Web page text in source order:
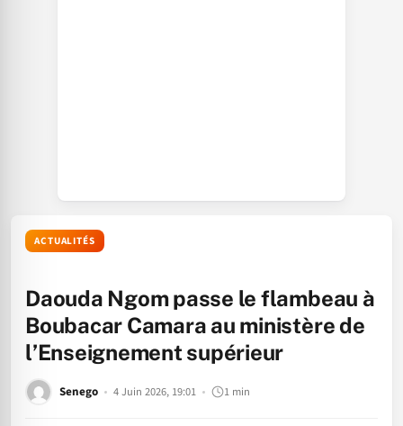
ACTUALITÉS
Daouda Ngom passe le flambeau à
Boubacar Camara au ministère de
l’Enseignement supérieur
Senego 4 Juin 2026, 19:01 1 min